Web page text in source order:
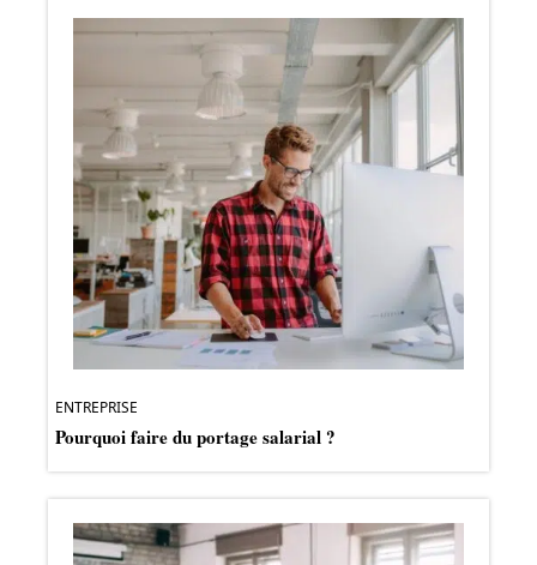
ENTREPRISE
Pourquoi faire du portage salarial ?